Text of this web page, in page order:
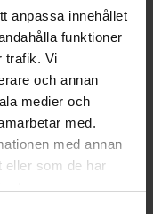
anpassa innehållet
funktioner
trafik. Vi
och annan
medier och
med.
med annan
eller som de har
kombinationer
under
risken för att
öppen cell-
ingreppet och
bidrar till ökad